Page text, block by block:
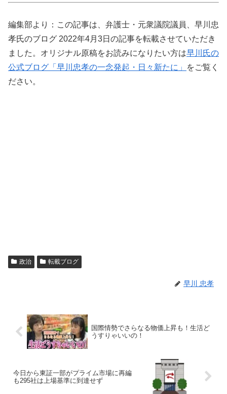
編集部より：この記事は、弁護士・元衆議院議員、早川忠
孝氏のブログ 2022年4月3日の記事を転載させていただき
ました。オリジナル原稿をお読みになりたい方は早川氏の
公式ブログ「早川忠孝の一念発起・日々新たに」
をご覧く
ださい。
政治 転載ブログ
早川 忠孝
国際情勢でさらなる物価上昇も！生活ど
うすりゃいいの！
今日から東証一部がプライム市場に再編
も295社は上場基準に到達せず